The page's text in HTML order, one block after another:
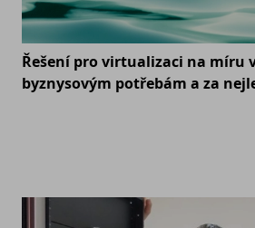
Řešení pro virtualizaci na míru
byznysovým potřebám a za